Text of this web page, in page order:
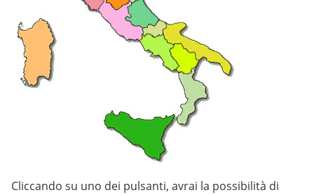
Cliccando su uno dei pulsanti, avrai la possibilità di